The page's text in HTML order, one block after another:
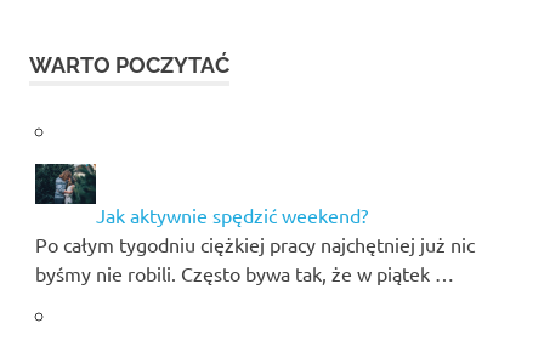
WARTO POCZYTAĆ
Jak aktywnie spędzić weekend?
Po całym tygodniu ciężkiej pracy najchętniej już nic
byśmy nie robili. Często bywa tak, że w piątek …